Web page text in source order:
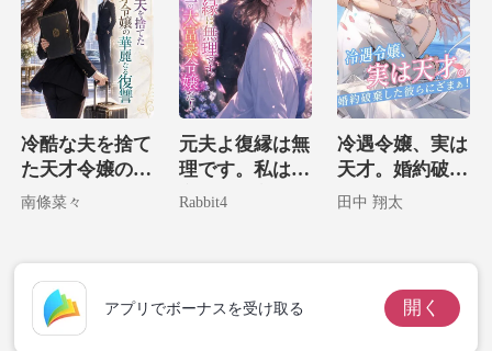
冷酷な夫を捨て
た天才令嬢の華
麗なる復讐
南條菜々
元夫よ復縁は無
理です。私は国
家一の大富豪令
Rabbit4
冷遇令嬢、実は
天才。婚約破棄
した彼らにざま
田中 翔太
アプリでボーナスを受け取る 開く